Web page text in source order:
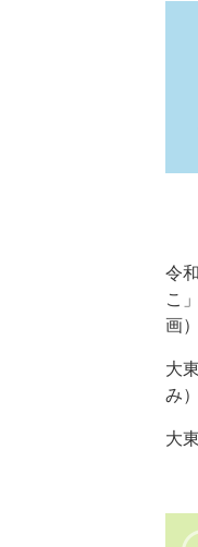
令
こ
画
大
み）
大